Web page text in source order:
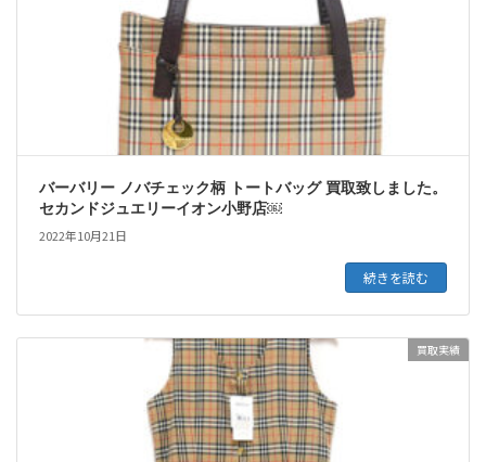
バーバリー ノバチェック柄 トートバッグ 買取致しました。
セカンドジュエリーイオン小野店￼
2022年10月21日
続きを読む
買取実績